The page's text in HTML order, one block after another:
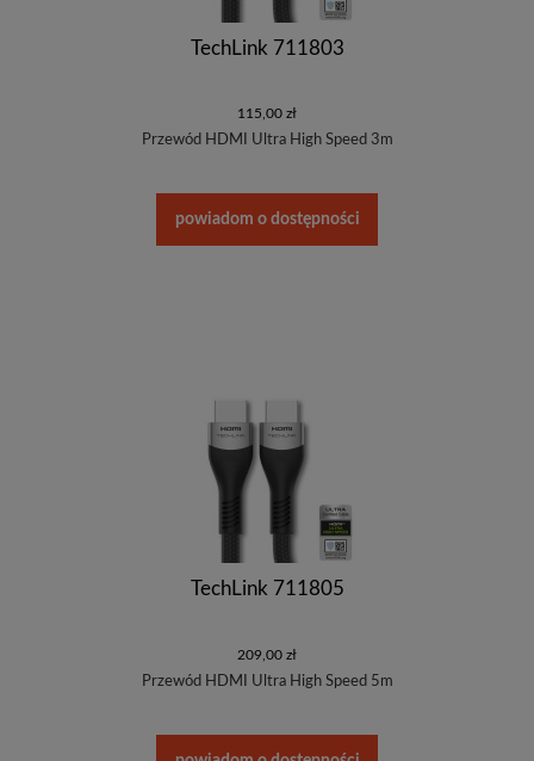
TechLink 711803
115,00 zł
Przewód HDMI Ultra High Speed 3m
powiadom o dostępności
TechLink 711805
209,00 zł
Przewód HDMI Ultra High Speed 5m